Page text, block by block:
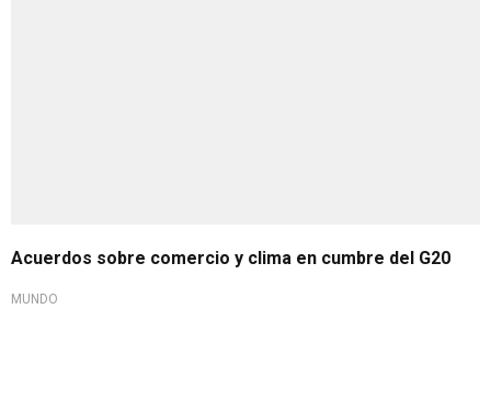
Acuerdos sobre comercio y clima en cumbre del G20
MUNDO